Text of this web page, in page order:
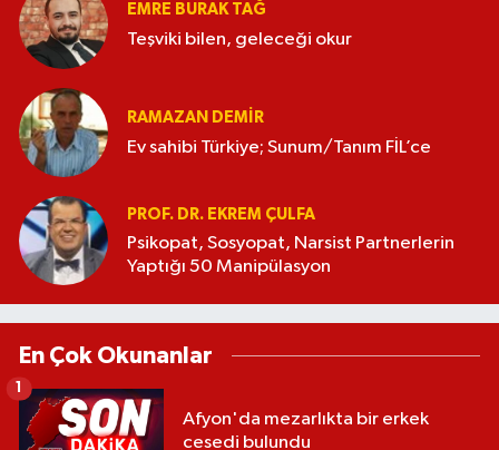
EMRE BURAK TAĞ
Teşviki bilen, geleceği okur
RAMAZAN DEMİR
Ev sahibi Türkiye; Sunum/Tanım FİL’ce
PROF. DR. EKREM ÇULFA
Psikopat, Sosyopat, Narsist Partnerlerin
Yaptığı 50 Manipülasyon
En Çok Okunanlar
Afyon'da mezarlıkta bir erkek
cesedi bulundu
1